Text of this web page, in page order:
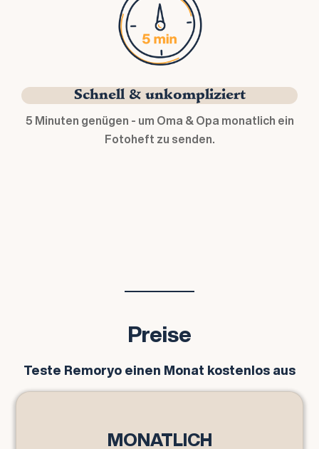
Schnell & unkompliziert
5 Minuten genügen - um Oma & Opa monatlich ein
Fotoheft zu senden.
Preise
Teste Remoryo einen Monat kostenlos aus
MONATLICH